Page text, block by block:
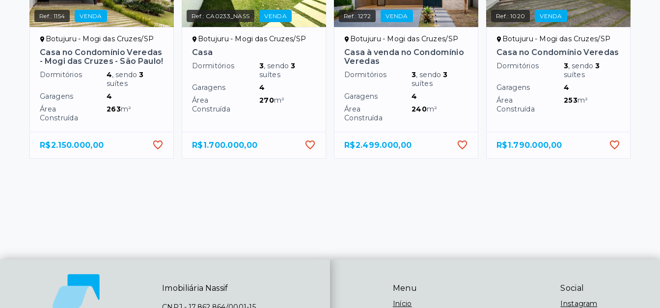
Ref.:1154 VENDA
Botujuru - Mogi das Cruzes/SP
Casa no Condomínio Veredas
- Mogi das Cruzes - São Paulo!
Dormitórios 4, sendo3
suítes
Garagens
4
Área
Construída
263m²
R$2.150.000,00
Ref.: CA0233_NASS VENDA
Botujuru - Mogi das Cruzes/SP
Casa
Dormitórios 3, sendo3
suítes
Garagens
4
Área
Construída
270m²
R$1.700.000,00
Ref.:1272 VENDA
Botujuru - Mogi das Cruzes/SP
Casa à venda no Condomínio
Veredas
Dormitórios 3, sendo3
suítes
Garagens
4
Área
Construída
240m²
R$2.499.000,00
Ref.:1020 VENDA
Botujuru - Mogi das Cruzes/SP
Casa no Condomínio Veredas
Dormitórios 3, sendo3
suítes
Garagens
4
Área
Construída
253m²
R$1.790.000,00
Menu
Início
Social
Instagram
Imobiliária Nassif